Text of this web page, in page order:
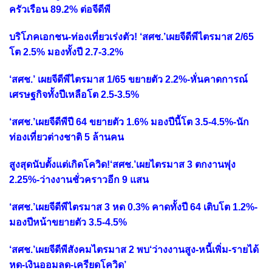
ครัวเรือน 89.2% ต่อจีดีพี
บริโภคเอกชน-ท่องเที่ยวเร่งตัว! ‘สศช.’เผยจีดีพีไตรมาส 2/65
โต 2.5% มองทั้งปี 2.7-3.2%
‘สศช.’ เผยจีดีพีไตรมาส 1/65 ขยายตัว 2.2%-หั่นคาดการณ์
เศรษฐกิจทั้งปีเหลือโต 2.5-3.5%
‘สศช.’เผยจีดีพีปี 64 ขยายตัว 1.6% มองปีนี้โต 3.5-4.5%-นัก
ท่องเที่ยวต่างชาติ 5 ล้านคน
สูงสุดนับตั้งแต่เกิดโควิด!‘สศช.’เผยไตรมาส 3 ตกงานพุ่ง
2.25%-ว่างงานชั่วคราวอีก 9 แสน
‘สศช.’เผยจีดีพีไตรมาส 3 หด 0.3% คาดทั้งปี 64 เติบโต 1.2%-
มองปีหน้าขยายตัว 3.5-4.5%
‘สศช.’เผยจีดีพีสังคมไตรมาส 2 พบ‘ว่างงานสูง-หนี้เพิ่ม-รายได้
หด-เงินออมลด-เครียดโควิด’